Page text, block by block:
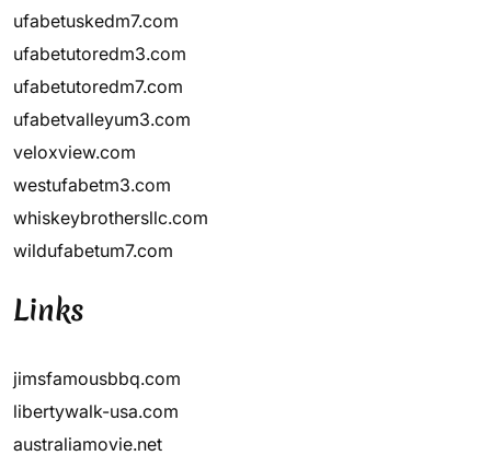
ufabetuskedm7.com
ufabetutoredm3.com
ufabetutoredm7.com
ufabetvalleyum3.com
veloxview.com
westufabetm3.com
whiskeybrothersllc.com
wildufabetum7.com
Links
jimsfamousbbq.com
libertywalk-usa.com
australiamovie.net